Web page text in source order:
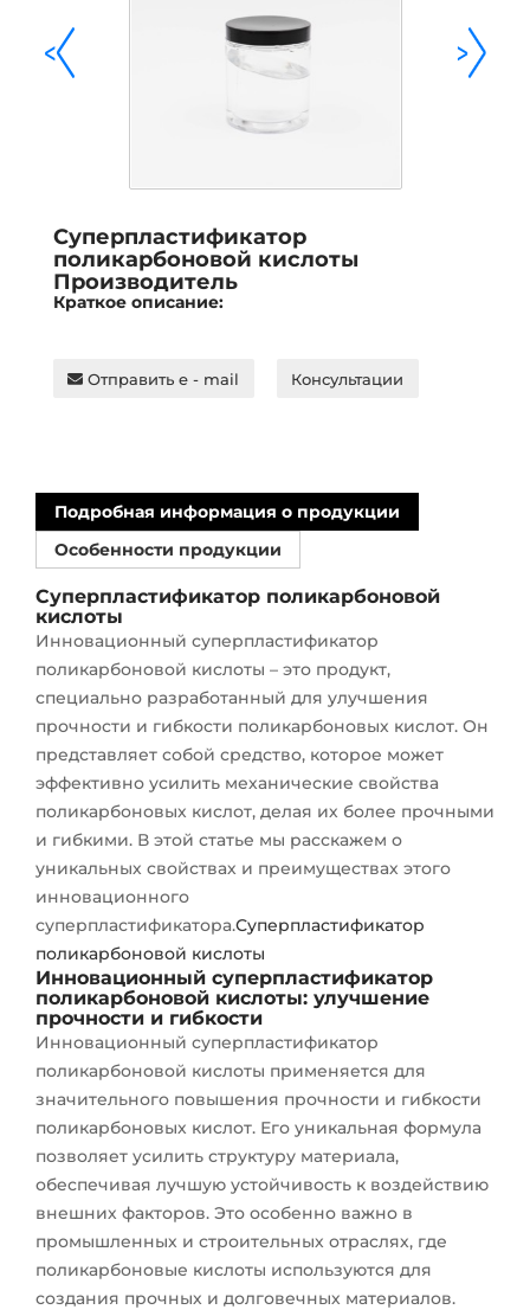
>
<
Суперпластификатор
поликарбоновой кислоты
Производитель
Краткое описание:
Отправить e - mail Консультации
Подробная информация о продукции
Особенности продукции
Суперпластификатор поликарбоновой
кислоты
Инновационный суперпластификатор
поликарбоновой кислоты – это продукт,
специально разработанный для улучшения
прочности и гибкости поликарбоновых кислот. Он
представляет собой средство, которое может
эффективно усилить механические свойства
поликарбоновых кислот, делая их более прочными
и гибкими. В этой статье мы расскажем о
уникальных свойствах и преимуществах этого
инновационного
суперпластификатора.Суперпластификатор
поликарбоновой кислоты
Инновационный суперпластификатор
поликарбоновой кислоты: улучшение
прочности и гибкости
Инновационный суперпластификатор
поликарбоновой кислоты применяется для
значительного повышения прочности и гибкости
поликарбоновых кислот. Его уникальная формула
позволяет усилить структуру материала,
обеспечивая лучшую устойчивость к воздействию
внешних факторов. Это особенно важно в
промышленных и строительных отраслях, где
поликарбоновые кислоты используются для
создания прочных и долговечных материалов.